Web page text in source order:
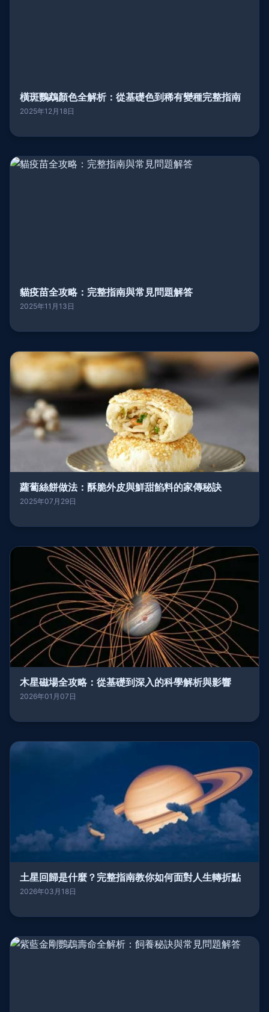
橫斑鸚鵡顏色全解析：從基礎色到稀有變種完整指南
2025年12月18日
貓疫苗全攻略：完整指南與常見問題解答
2025年11月13日
蘿蔔絲餅做法：酥脆外皮與鮮甜餡料的家傳秘訣
2025年07月29日
木星磁場全攻略：從基礎到深入的科學解析與影響
2026年01月07日
土星回歸是什麼？完整指南教你如何面對人生轉折點
2026年03月18日